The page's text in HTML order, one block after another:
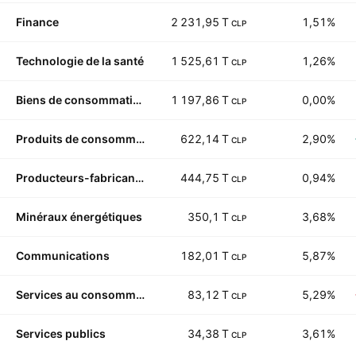
Finance 2 231,95 T CLP 1,51%
Technologie de la santé 1 525,61 T CLP 1,26%
Biens de consommation durables 1 197,86 T CLP 0,00%
Produits de consommation non durables 622,14 T CLP 2,90%
Producteurs-fabricants 444,75 T CLP 0,94%
Minéraux énergétiques 350,1 T CLP 3,68%
Communications 182,01 T CLP 5,87%
Services au consommateur 83,12 T CLP 5,29%
Services publics 34,38 T CLP 3,61%